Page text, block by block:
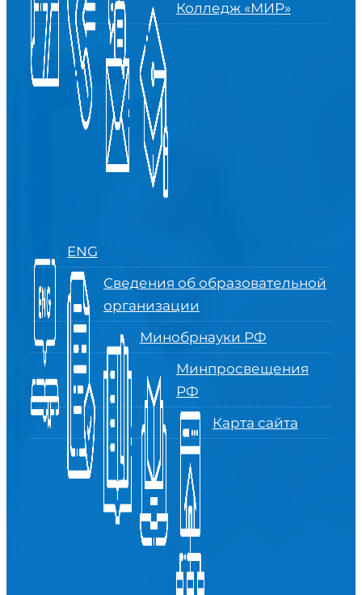
Колледж «МИР»
ENG
Сведения об образовательной
организации
Минобрнауки РФ
Минпросвещения
РФ
Карта сайта